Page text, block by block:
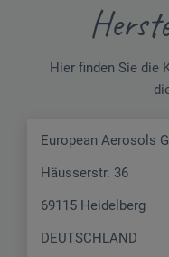
Hier finden Sie die
European Aerosols
Häusserstr. 36
69115 Heidelberg
DEUTSCHLAND